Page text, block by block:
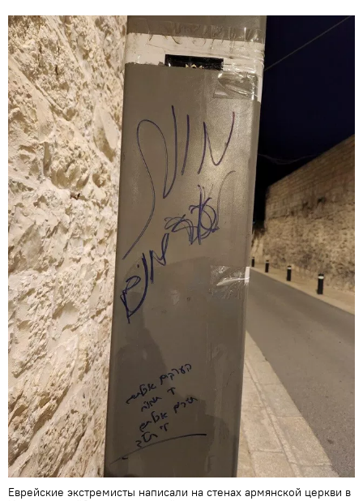
Еврейские экстремисты написали на стенах армянской церкви в